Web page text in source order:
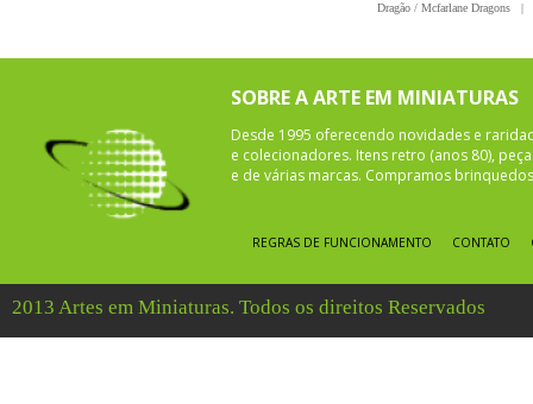
Dragão / Mcfarlane Dragons
|
SOBRE A ARTE EM MINIATURAS
Desde 1995 oferecendo novidades e
e colecionadores. Itens retro (anos 80),
e de várias marcas. Compramos
REGRAS DE FUNCIONAMENTO CONTATO
2013 Artes em Miniaturas. Todos os direitos Reservados